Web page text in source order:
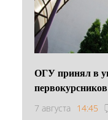
ОГУ принял в
первокурсников
7 августа 14:45